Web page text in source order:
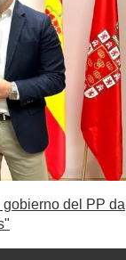
del PP da